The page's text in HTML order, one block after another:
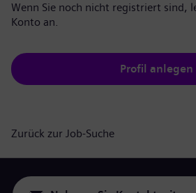
Wenn Sie noch nicht registriert sind,
Konto an.
Profil anlegen
Zurück zur Job-Suche